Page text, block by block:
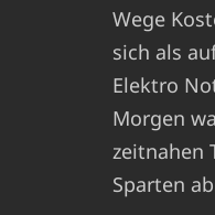
Wege
sich als
Elektro
Morgen
zeitnahen
Sparten